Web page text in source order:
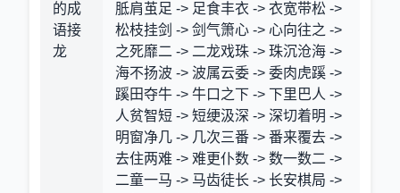
的成
语接
龙
胝肩茧足 -> 足食丰衣 -> 衣宽带松 ->
松枝挂剑 -> 剑气箫心 -> 心向往之 ->
之死靡二 -> 二龙戏珠 -> 珠沉沧海 ->
海不扬波 -> 波属云委 -> 委肉虎蹊 ->
蹊田夺牛 -> 牛口之下 -> 下里巴人 ->
人贫智短 -> 短绠汲深 -> 深切着明 ->
明窗净几 -> 几次三番 -> 番来覆去 ->
去住两难 -> 难更仆数 -> 数一数二 ->
二童一马 -> 马齿徒长 -> 长安棋局 ->